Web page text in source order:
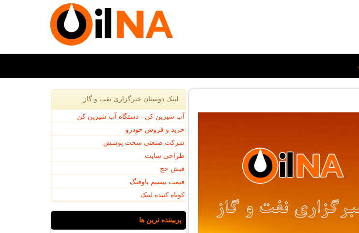
لینک دوستان خبرگزاری نفت و گاز
آب شیرین کن - دستگاه آب شیرین کن
خرید و فروش خودرو
شرکت صنعتی سخت پوشش
طراحی سایت
فیش حج
قیمت بیسیم باوفنگ
کوتاه کننده لینک
پربیننده ترین ها